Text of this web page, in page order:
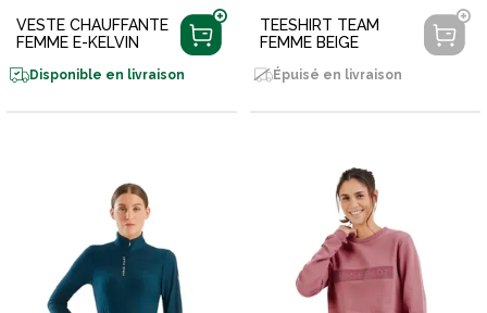
VESTE CHAUFFANTE
FEMME E-KELVIN
Disponible en livraison
TEESHIRT TEAM
FEMME BEIGE
Épuisé en livraison